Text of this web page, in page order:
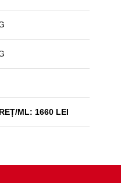
ML: 1660 LEI